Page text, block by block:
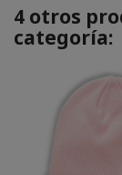
4 otros
categoría: